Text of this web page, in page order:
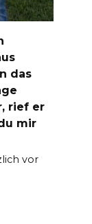
das
rief er
mir
vor